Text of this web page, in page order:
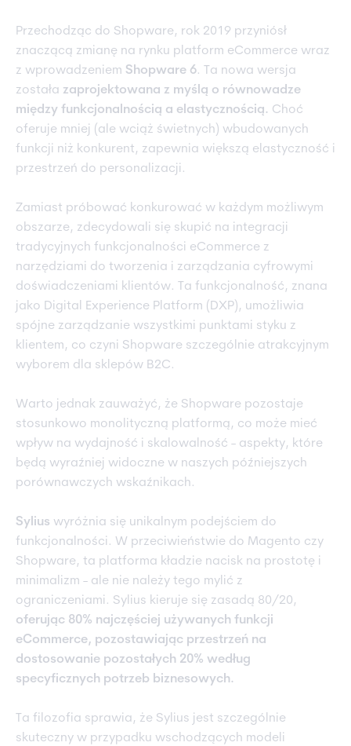
Przechodząc do Shopware, rok 2019 przyniósł
znaczącą zmianę na rynku platform eCommerce wraz
z wprowadzeniem Shopware 6. Ta nowa wersja
została zaprojektowana z myślą o równowadze
między funkcjonalnością a elastycznością. Choć
oferuje mniej (ale wciąż świetnych) wbudowanych
funkcji niż konkurent, zapewnia większą elastyczność i
przestrzeń do personalizacji.
Zamiast próbować konkurować w każdym możliwym
obszarze, zdecydowali się skupić na integracji
tradycyjnych funkcjonalności eCommerce z
narzędziami do tworzenia i zarządzania cyfrowymi
doświadczeniami klientów. Ta funkcjonalność, znana
jako Digital Experience Platform (DXP), umożliwia
spójne zarządzanie wszystkimi punktami styku z
klientem, co czyni Shopware szczególnie atrakcyjnym
wyborem dla sklepów B2C.
Warto jednak zauważyć, że Shopware pozostaje
stosunkowo monolityczną platformą, co może mieć
wpływ na wydajność i skalowalność - aspekty, które
będą wyraźniej widoczne w naszych późniejszych
porównawczych wskaźnikach.
Sylius wyróżnia się unikalnym podejściem do
funkcjonalności. W przeciwieństwie do Magento czy
Shopware, ta platforma kładzie nacisk na prostotę i
minimalizm - ale nie należy tego mylić z
ograniczeniami. Sylius kieruje się zasadą 80/20,
oferując 80% najczęściej używanych funkcji
eCommerce, pozostawiając przestrzeń na
dostosowanie pozostałych 20% według
specyficznych potrzeb biznesowych.
Ta filozofia sprawia, że Sylius jest szczególnie
skuteczny w przypadku wschodzących modeli